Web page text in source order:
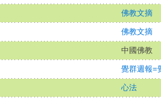
佛教文摘
佛教文摘
中國佛教
覺群週報=
心法